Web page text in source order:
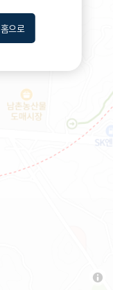
홈으로